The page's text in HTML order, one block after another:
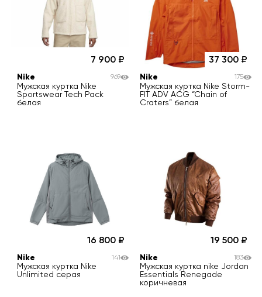
7 900
Nike
Мужская куртка Nike
Sportswear Tech Pack
белая
969
37 300
Nike
Мужская куртка Nike Storm-
FIT ADV ACG “Chain of
Craters” белая
175
16 800
Nike
Мужская куртка Nike
Unlimited серая
141
19 500
Nike
Мужская куртка nike Jordan
Essentials Renegade
коричневая
183